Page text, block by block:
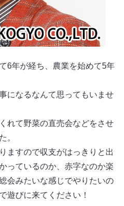
6年が経ち、農業を始めて5年
になるなんて思ってもいませ
れて野菜の直売会などをさせ
。
ますので収支がはっきりと出
っているのか、赤字なのか楽
会みたいな感じでやりたいの
遊びに来てください！